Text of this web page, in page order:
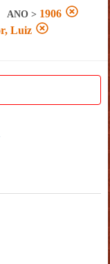
ANO > 1906
Luiz